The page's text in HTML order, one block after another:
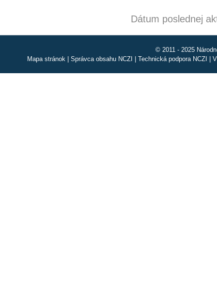
Dátum poslednej
© 2011 - 2025
Mapa stránok| Správca obsahu NCZI Technická podpora NCZI